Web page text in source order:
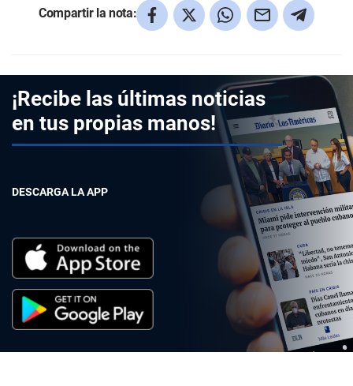
Compartir la nota:
¡Recibe las últimas noticias
en tus propias manos!
DESCARGA LA APP